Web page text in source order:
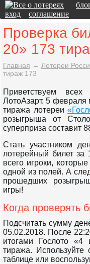
вход
соглашение
Проверка
20» 173
Главная → Лотереи
тираж 173
Приветствуем
ЛотоАзарт. 5 февраля
тиража лотереи
розыгрыша от
суперприза составит
Стать участником
лотерейный билет
всего игроки,
одной из полей. А
прошедших
игры!
Когда проверять
Подсчитать сумму
05.02.2018. После
итогами Гослото
тиража.
таблице или